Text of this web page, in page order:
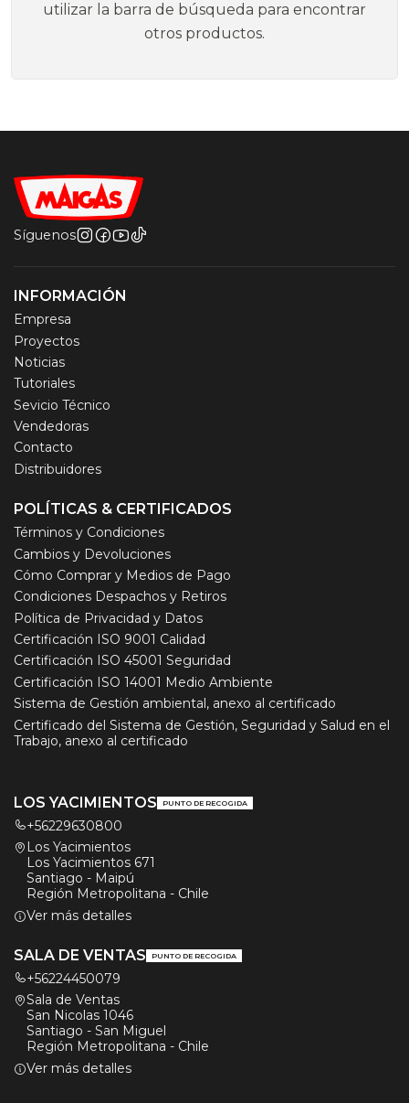
utilizar la barra de búsqueda para encontrar
otros productos.
Síguenos
INFORMACIÓN
Empresa
Proyectos
Noticias
Tutoriales
Sevicio Técnico
Vendedoras
Contacto
Distribuidores
POLÍTICAS & CERTIFICADOS
Términos y Condiciones
Cambios y Devoluciones
Cómo Comprar y Medios de Pago
Condiciones Despachos y Retiros
Política de Privacidad y Datos
Certificación ISO 9001 Calidad
Certificación ISO 45001 Seguridad
Certificación ISO 14001 Medio Ambiente
Sistema de Gestión ambiental, anexo al certificado
Certificado del Sistema de Gestión, Seguridad y Salud en el
Trabajo, anexo al certificado
LOS YACIMIENTOS PUNTO DE RECOGIDA
+56229630800
Los Yacimientos
Los Yacimientos 671
Santiago - Maipú
Región Metropolitana - Chile
Ver más detalles
SALA DE VENTAS PUNTO DE RECOGIDA
+56224450079
Sala de Ventas
San Nicolas 1046
Santiago - San Miguel
Región Metropolitana - Chile
Ver más detalles